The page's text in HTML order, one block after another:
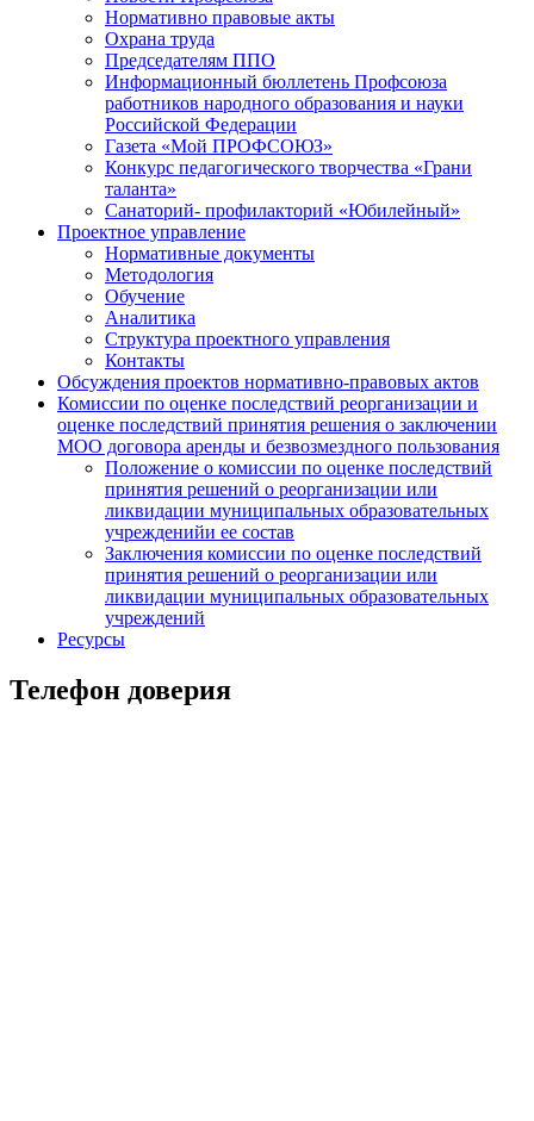
Нормативно правовые акты
Охрана труда
Председателям ППО
Информационный бюллетень Профсоюза
работников народного образования и науки
Российской Федерации
Газета «Мой ПРОФСОЮЗ»
Конкурс педагогического творчества «Грани
таланта»
Санаторий- профилакторий «Юбилейный»
Проектное управление
Нормативные документы
Методология
Обучение
Аналитика
Структура проектного управления
Контакты
Обсуждения проектов нормативно-правовых актов
Комиссии по оценке последствий реорганизации и
оценке последствий принятия решения о заключении
МОО договора аренды и безвозмездного пользования
Положение о комиссии по оценке последствий
принятия решений о реорганизации или
ликвидации муниципальных образовательных
учрежденийи ее состав
Заключения комиссии по оценке последствий
принятия решений о реорганизации или
ликвидации муниципальных образовательных
учреждений
Ресурсы
Телефон доверия